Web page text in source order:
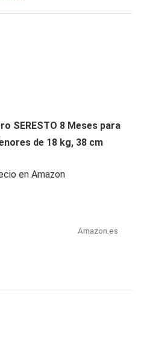
SERESTO 8 Meses para
de 18 kg, 38 cm
en Amazon
Amazon.es